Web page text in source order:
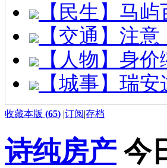
【民生】马
【交通】注
【人物】身
【城事】瑞
收藏本版 (65) |订阅|存档
诗纯房产 今